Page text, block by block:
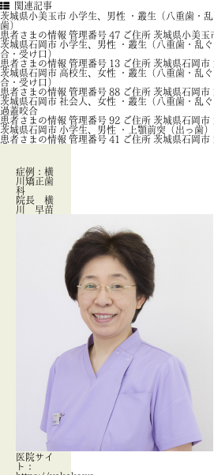
関連記事
茨城県小美玉市 小学生、男性 ・叢生（八重歯・
歯）
患者さまの情報 管理番号 47 ご住所 茨城県小美玉
茨城県石岡市 小学生、男性 ・叢生（八重歯・
合・受け口）
患者さまの情報 管理番号 13 ご住所 茨城県石岡市
茨城県石岡市 高校生、女性 ・叢生（八重歯・
合・受け口）
患者さまの情報 管理番号 88 ご住所 茨城県石岡市
茨城県石岡市 社会人、女性 ・叢生（八重歯・乱
過蓋咬合
患者さまの情報 管理番号 92 ご住所 茨城県石岡市
茨城県石岡市 小学生、男性 ・上顎前突（出っ歯
患者さまの情報 管理番号 41 ご住所 茨城県石岡市
症例：横
川矯正歯
科
院長 横
川 早苗
医院サイ
ト：